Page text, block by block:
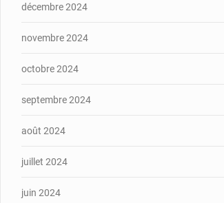
décembre 2024
novembre 2024
octobre 2024
septembre 2024
août 2024
juillet 2024
juin 2024